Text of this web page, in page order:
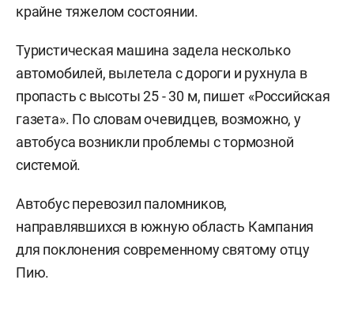
крайне тяжелом состоянии.
Туристическая машина задела несколько
автомобилей, вылетела с дороги и рухнула в
пропасть с высоты 25 - 30 м, пишет «Российская
газета». По словам очевидцев, возможно, у
автобуса возникли проблемы с тормозной
системой.
Автобус перевозил паломников,
направлявшихся в южную область Кампания
для поклонения современному святому отцу
Пию.